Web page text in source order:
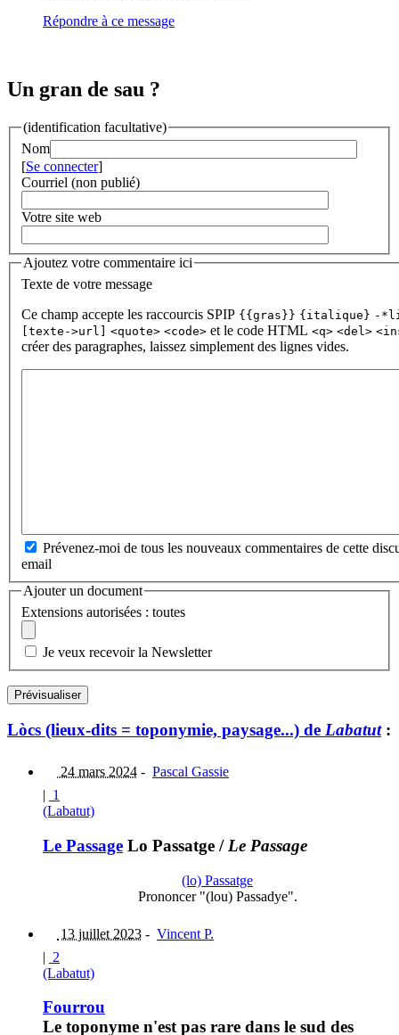
Répondre à ce message
Un gran de sau ?
(identification facultative)
Nom
[Se connecter]
Courriel (non publié)
Votre site web
Ajoutez votre commentaire ici
Texte de votre message
Ce champ accepte les raccourcis SPIP {{gras}} {italique} -
[texte->url]
<quote> <code> et le code HTML <q> <del>
créer des paragraphes, laissez simplement des lignes vides.
Prévenez-moi de tous les nouveaux commentaires de cette
email
Ajouter un document
Extensions autorisées : toutes
Je veux recevoir la Newsletter
Lòcs (lieux-dits = toponymie, paysage...) de Labatut:
24 mars 2024 - Pascal Gassie
| 1
(Labatut)
Le Passage Lo Passatge / Le Passage
(lo) Passatge
Prononcer "(lou) Passadye".
13 juillet 2023 - Vincent P.
| 2
(Labatut)
Fourrou
Le toponyme n'est pas rare dans le sud des